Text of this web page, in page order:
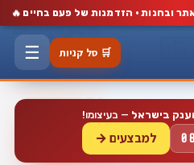
ובחנות · הזדמנות של פעם בחיים🔥
🛒 סל קניות ☰
בישראל — בעיצומו!
למבצעים →